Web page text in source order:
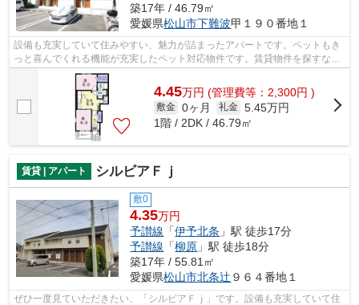
築17年 / 46.79㎡
愛媛県松山市下難波甲１９０番地１
設備も充実していて住みやすい、魅力が詰まったアパートです。ペットもき
っと喜んでくれる機能が充実したペット対応物件です。賃貸物件を探すな
ら、快適に暮らせる物件が良いですよね...
4.45万円 (管理費等：2,300円 )
敷金 0ヶ月 礼金 5.45万円
1階 / 2DK / 46.79㎡
賃貸 | アパート シルビアＦｊ
敷0
4.35万円
予讃線 「伊予北条 」駅 徒歩17分
予讃線 「柳原 」駅 徒歩18分
築17年 / 55.81㎡
愛媛県松山市北条辻 ９６４番地１
ぜひ一度見ていただきたい、「シルビアＦｊ」です。設備も充実していて住